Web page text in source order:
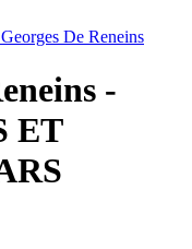
De Reneins
-
ET